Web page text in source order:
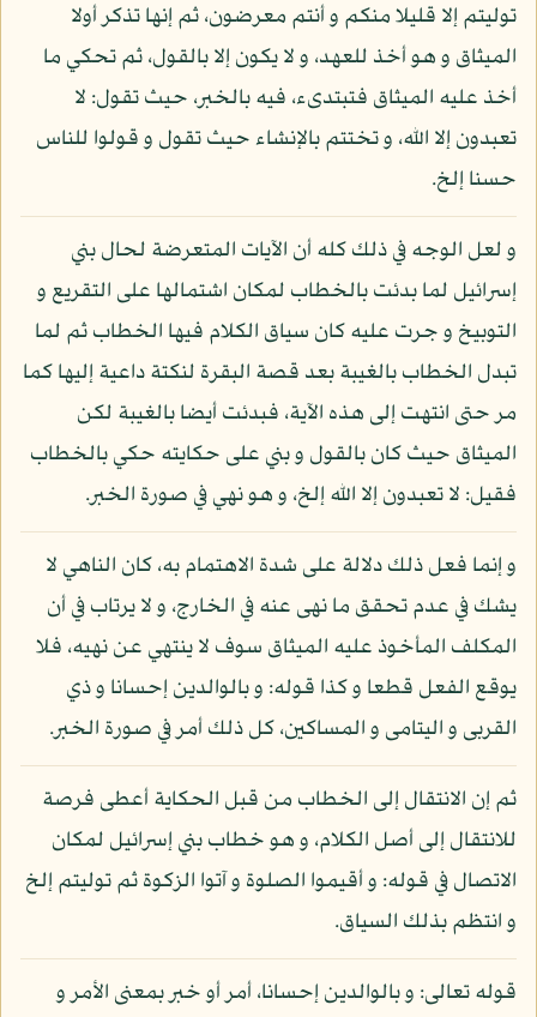
توليتم إلا قليلا منكم و أنتم معرضون، ثم إنها تذكر أولا
الميثاق و هو أخذ للعهد، و لا يكون إلا بالقول، ثم تحكي ما
أخذ عليه الميثاق فتبتدىء، فيه بالخبر، حيث تقول: لا
تعبدون إلا الله، و تختتم بالإنشاء حيث تقول و قولوا للناس
حسنا إلخ.
و لعل الوجه في ذلك كله أن الآيات المتعرضة لحال بني
إسرائيل لما بدئت بالخطاب لمكان اشتمالها على التقريع و
التوبيخ و جرت عليه كان سياق الكلام فيها الخطاب ثم لما
تبدل الخطاب بالغيبة بعد قصة البقرة لنكتة داعية إليها كما
مر حتى انتهت إلى هذه الآية، فبدئت أيضا بالغيبة لكن
الميثاق حيث كان بالقول و بني على حكايته حكي بالخطاب
فقيل: لا تعبدون إلا الله إلخ، و هو نهي في صورة الخبر.
و إنما فعل ذلك دلالة على شدة الاهتمام به، كان الناهي لا
يشك في عدم تحقق ما نهى عنه في الخارج، و لا يرتاب في أن
المكلف المأخوذ عليه الميثاق سوف لا ينتهي عن نهيه، فلا
يوقع الفعل قطعا و كذا قوله: و بالوالدين إحسانا و ذي
القربى و اليتامى و المساكين، كل ذلك أمر في صورة الخبر.
ثم إن الانتقال إلى الخطاب من قبل الحكاية أعطى فرصة
للانتقال إلى أصل الكلام، و هو خطاب بني إسرائيل لمكان
الاتصال في قوله: و أقيموا الصلوة و آتوا الزكوة ثم توليتم إلخ
و انتظم بذلك السياق.
قوله تعالى: و بالوالدين إحسانا، أمر أو خبر بمعنى الأمر و